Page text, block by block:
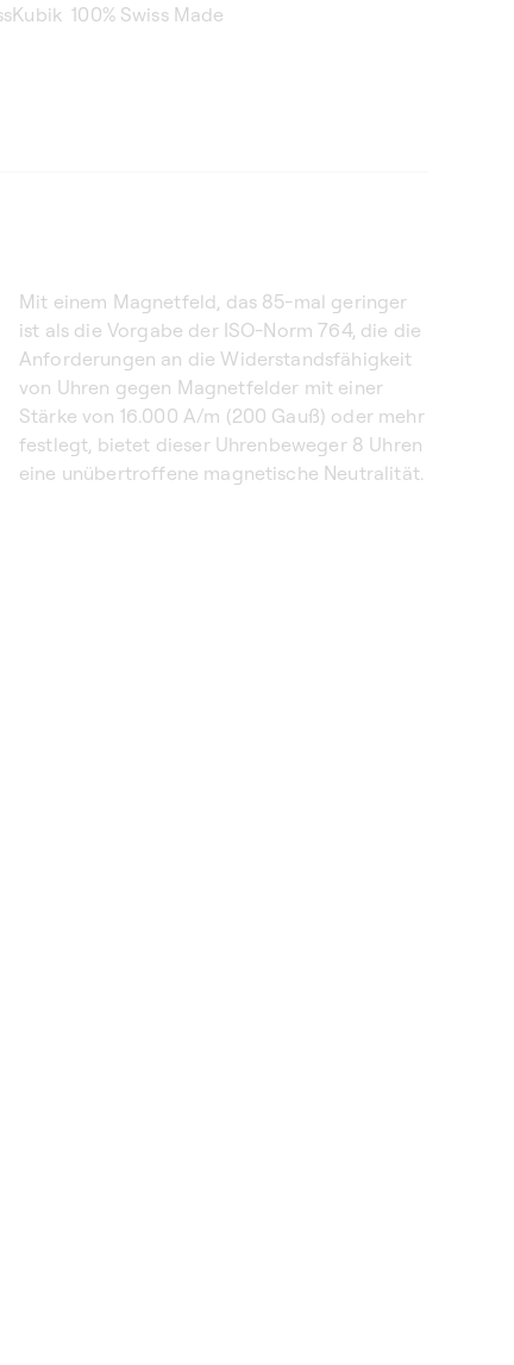
100% Swiss Made
Mit einem Magnetfeld, das 85-mal geringer
ist als die Vorgabe der ISO-Norm 764, die die
Anforderungen an die Widerstandsfähigkeit
von Uhren gegen Magnetfelder mit einer
Stärke von 16.000 A/m (200 Gauß) oder mehr
festlegt, bietet dieser Uhrenbeweger 8 Uhren
eine unübertroffene magnetische Neutralität.